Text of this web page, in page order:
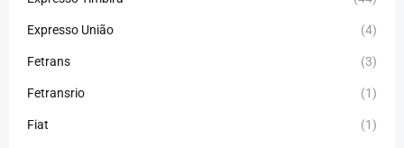
Expresso União (4)
Fetrans (3)
Fetransrio (1)
Fiat (1)